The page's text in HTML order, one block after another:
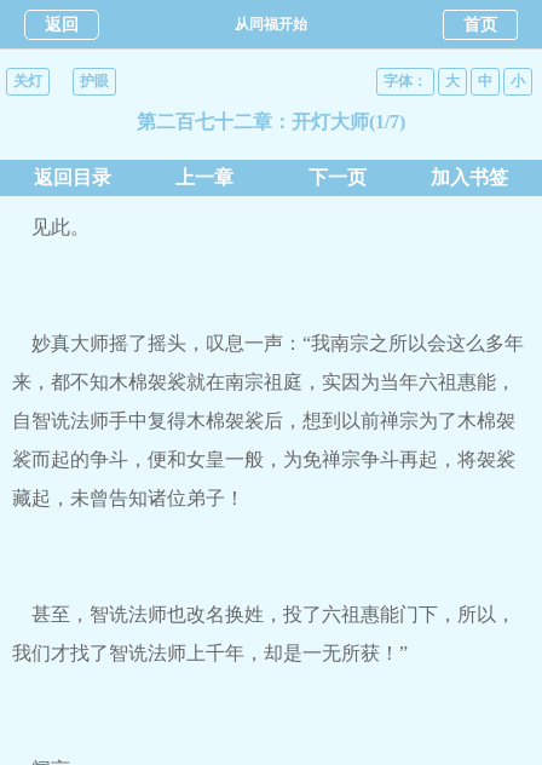
返回 从同福开始 首页
关灯 护眼 字体： 大 中 小
第二百七十二章：开灯大师(1/7)
返回目录 上一章 下一页 加入书签
见此。
妙真大师摇了摇头，叹息一声：“我南宗之所以会这么多年
来，都不知木棉袈裟就在南宗祖庭，实因为当年六祖惠能，
自智诜法师手中复得木棉袈裟后，想到以前禅宗为了木棉袈
裟而起的争斗，便和女皇一般，为免禅宗争斗再起，将袈裟
藏起，未曾告知诸位弟子！
甚至，智诜法师也改名换姓，投了六祖惠能门下，所以，
我们才找了智诜法师上千年，却是一无所获！”